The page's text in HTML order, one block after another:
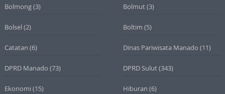
Bolmong(3) Bolmut(3)
Bolsel (2) Boltim (5)
Catatan (6) Dinas Pariwisata Manado (11)
DPRD Manado (73) DPRD Sulut(343)
Ekonomi (15) Hiburan (6)